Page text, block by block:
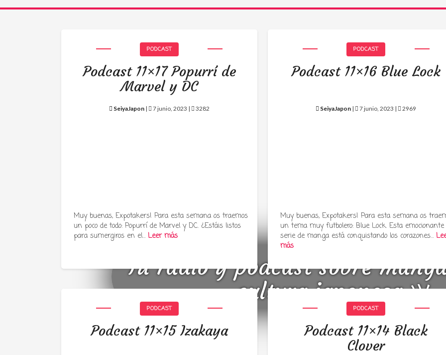
Tu radio y podcast sobre
cultura japonesa ツ
PODCAST
Podcast 11×17 Popurrí de
Marvel y DC
SeiyaJapon | 7 junio, 2023 | 3282
Muy buenas, Expotakers! Para esta semana os traemos
un poco de todo: Popurrí de Marvel y DC. ¿Estáis listos
para sumergiros en el…Leer más
PODCAST
Podcast 11×16 Blue Lock
SeiyaJapon | 7 junio, 2023 | 2969
Muy buenas, Expotakers! Para esta semana os
un tema muy futbolero: Blue Lock. Esta emocionante
serie de manga está conquistando los corazones…
más
PODCAST
Podcast 11×15 Izakaya
PODCAST
Podcast 11×14 Black
Clover